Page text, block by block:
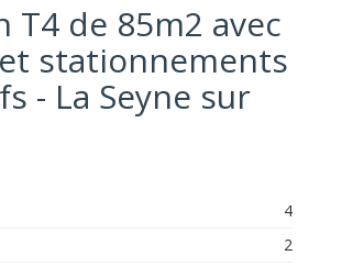
T4 de 85m2 avec
stationnements
- La Seyne sur
4
2